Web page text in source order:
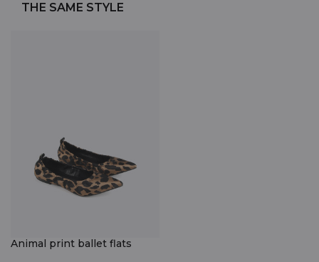
THE SAME STYLE
Animal print ballet flats